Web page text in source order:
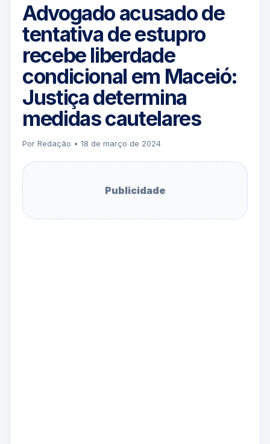
Advogado acusado de
tentativa de estupro
recebe liberdade
condicional em Maceió:
Justiça determina
medidas cautelares
Por Redação • 18 de março de 2024
Publicidade